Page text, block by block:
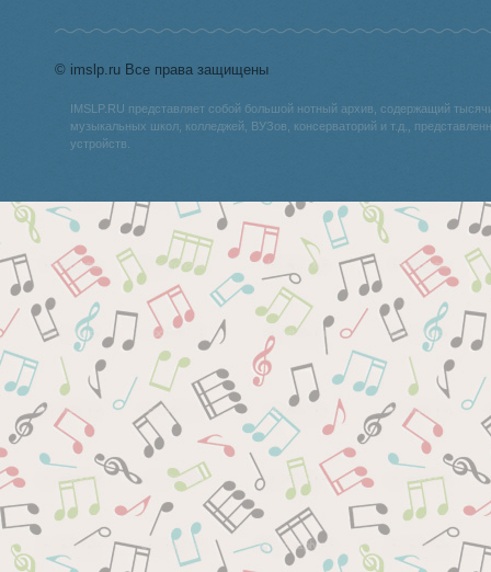
© imslp.ru Все права защищены
IMSLP.RU представляет собой большой нотный архив, содержащий
музыкальных школ, колледжей, ВУЗов, консерваторий и т.д.,
устройств.